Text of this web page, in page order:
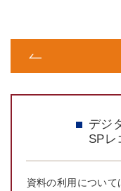
デジ
SPレ
資料の利用について